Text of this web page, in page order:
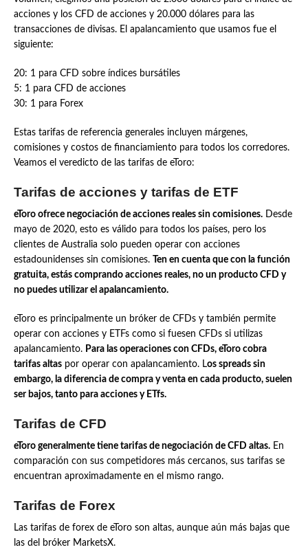
acciones y los CFD de acciones y 20.000 dólares para las
transacciones de divisas. El apalancamiento que usamos fue el
siguiente:
20: 1 para CFD sobre índices bursátiles
5: 1 para CFD de acciones
30: 1 para Forex
Estas tarifas de referencia generales incluyen márgenes,
comisiones y costos de financiamiento para todos los corredores.
Veamos el veredicto de las tarifas de eToro:
Tarifas de acciones y tarifas de ETF
eToro ofrece negociación de acciones reales sin comisiones.Desde
mayo de 2020, esto es válido para todos los países, pero los
clientes de Australia solo pueden operar con acciones
estadounidenses sin comisiones.
Ten en cuenta que con la función
gratuita, estás comprando acciones reales, no un producto CFD y
no puedes utilizar el apalancamiento.
eToro es principalmente un bróker de CFDs y también permite
operar con acciones y ETFs como si fuesen CFDs si utilizas
apalancamiento. Para las operaciones con CFDs, eToro cobra
tarifas altaspor operar con apalancamiento. Los spreads sin
embargo, la diferencia de compra y venta en cada producto, suelen
ser bajos, tanto para acciones y ETfs.
Tarifas de CFD
eToro generalmente tiene tarifas de negociación de CFD altas.En
comparación con sus competidores más cercanos, sus tarifas se
encuentran aproximadamente en el mismo rango.
Tarifas de Forex
Las tarifas de forex de eToro son altas, aunque aún más bajas que
las del bróker MarketsX.